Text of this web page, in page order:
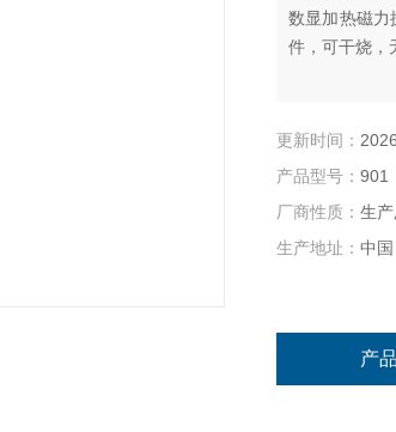
数显加热磁力
件，可干烧，
更新时间：
产品型号： 901
厂商性质： 生
生产地址： 中国
产